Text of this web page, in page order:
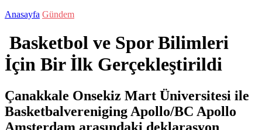
Anasayfa Gündem
Basketbol ve Spor Bilimleri
İçin Bir İlk Gerçekleştirildi
Çanakkale Onsekiz Mart Üniversitesi ile
Basketbalvereniging Apollo/BC Apollo